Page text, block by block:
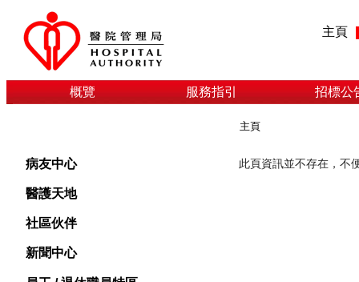
主頁
概覽 服務指引 招標公
病友中心
醫護天地
社區伙伴
新聞中心
主頁